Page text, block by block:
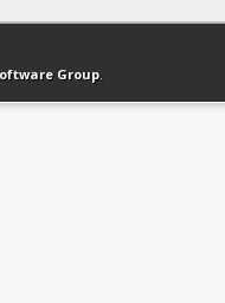
haut Version bas-débit
Group.